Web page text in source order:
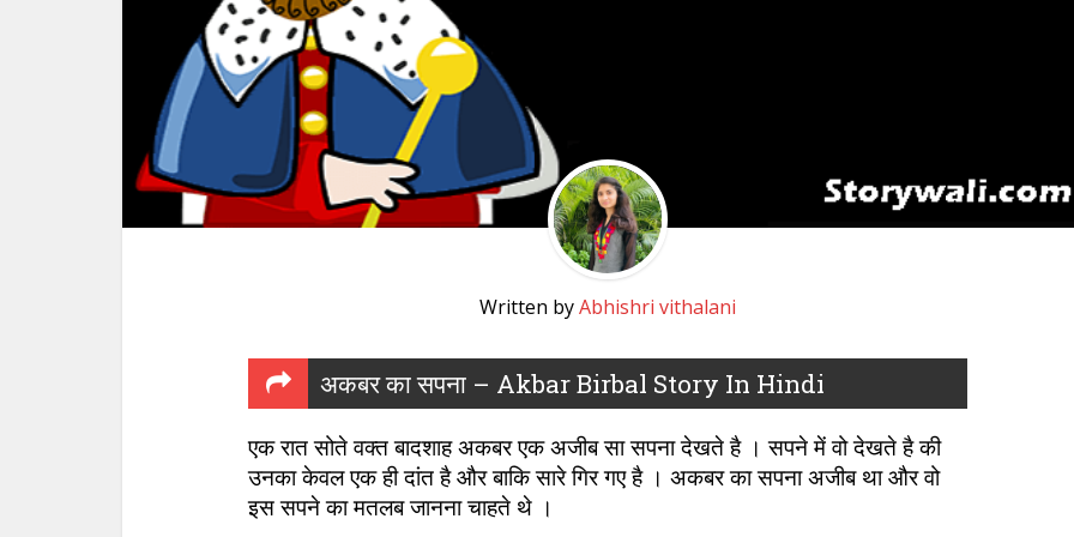
Written byAbhishri vithalani
अकबर का सपना – Akbar Birbal Story In Hindi
एक रात सोते वक्त बादशाह अकबर एक अजीब सा सपना देखते है । सपने में वो देखते है की
उनका केवल एक ही दांत है और बाकि सारे गिर गए है । अकबर का सपना अजीब था और वो
इस सपने का मतलब जानना चाहते थे ।